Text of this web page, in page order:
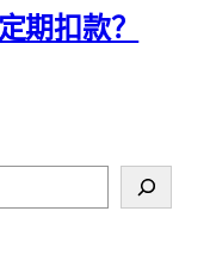
期扣款？